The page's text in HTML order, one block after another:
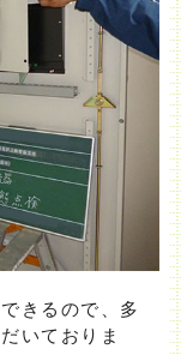
きるので、多
いておりま